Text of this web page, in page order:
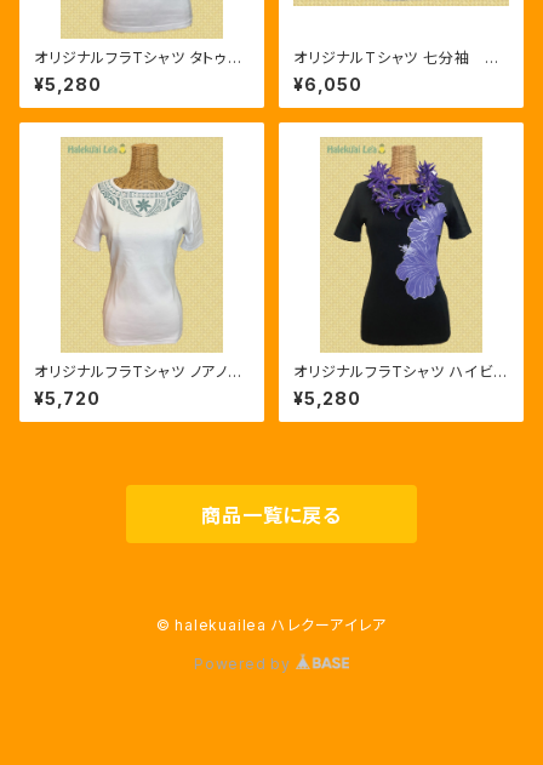
オリジナルフラTシャツ タトゥー
半袖Ｔシャツ ホワイト/ネイビー
人気商品ハワイアン
¥5,280
オリジナルTシャツ 七分袖 サ
モア ホワイト／ピンク
¥6,050
オリジナルフラTシャツ ノアノア
半袖Ｔシャツ 白/スレート（ラメ）
人気商品ハワイアン
¥5,720
オリジナルフラTシャツ ハイビス
カス 半袖Ｔシャツ ブラック／パ
ープル 人気商品ハワイアン
¥5,280
商品一覧に戻る
© halekuailea ハレクーアイレア
Powered by